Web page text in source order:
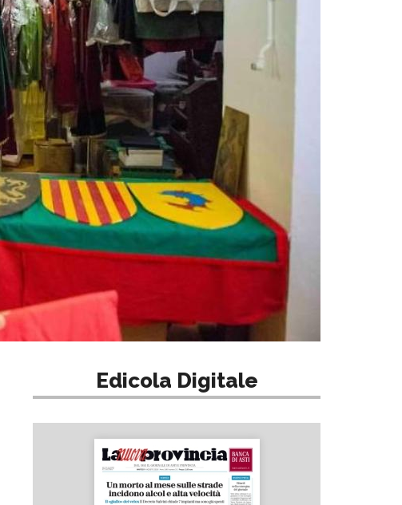
Edicola Digitale